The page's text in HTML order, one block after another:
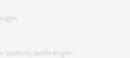
spatvrij aanbrengen